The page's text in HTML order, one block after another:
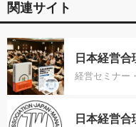
関連サイト
日本経営
経営セミナー
日本経営合